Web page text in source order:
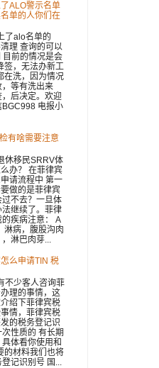
ALO警示名单
单的人你们在
了alo名单的
理 查询的可以
目前的情况是会
签，无法办新工
在洗，因为情况
等有洗出来
后决定。欢迎
电报小
有啥需要注意
休移民SRRV体
办？ 在菲律宾
请流程中 第一
做的是菲律宾
不去？一旦体
继续了。菲律
疾病注意： A
淋病，腹股沟肉
淋巴肉芽...
么申请TIN 税
不少客人咨询菲
理的事情，这
绍下菲律宾税
情，菲律宾税
的税务登记识
性质的 有长期
体看你使用和
的材料我们也将
记识别号 国...